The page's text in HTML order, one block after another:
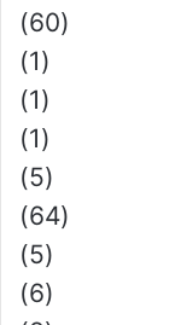
(60)
(1)
(1)
(1)
(5)
(64)
(5)
(6)